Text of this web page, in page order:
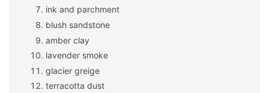
ink and parchment
blush sandstone
amber clay
lavender smoke
glacier greige
terracotta dust